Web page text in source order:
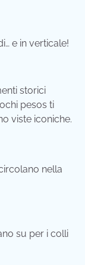
e in verticale!
storici
pesos ti
viste iconiche.
nella
su per i colli